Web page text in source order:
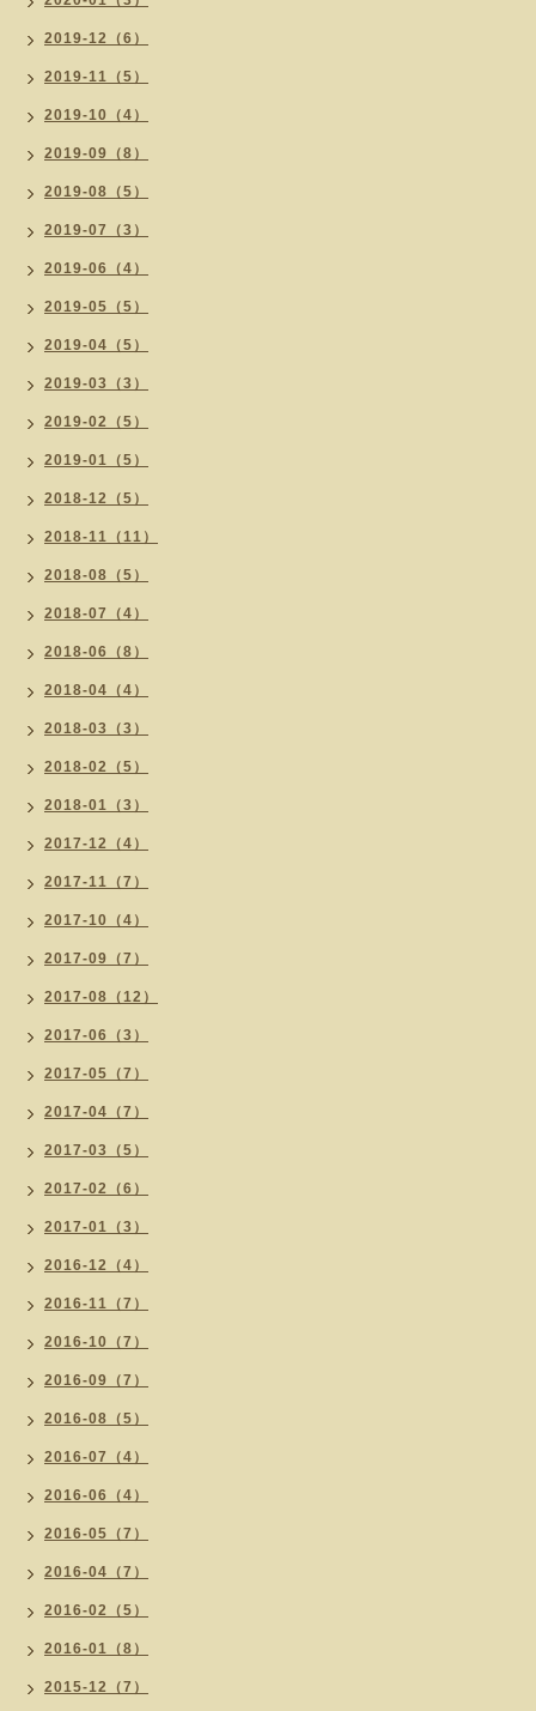
2019-12（6）
2019-11（5）
2019-10（4）
2019-09（8）
2019-08（5）
2019-07（3）
2019-06（4）
2019-05（5）
2019-04（5）
2019-03（3）
2019-02（5）
2019-01（5）
2018-12（5）
2018-11（11）
2018-08（5）
2018-07（4）
2018-06（8）
2018-04（4）
2018-03（3）
2018-02（5）
2018-01（3）
2017-12（4）
2017-11（7）
2017-10（4）
2017-09（7）
2017-08（12）
2017-06（3）
2017-05（7）
2017-04（7）
2017-03（5）
2017-02（6）
2017-01（3）
2016-12（4）
2016-11（7）
2016-10（7）
2016-09（7）
2016-08（5）
2016-07（4）
2016-06（4）
2016-05（7）
2016-04（7）
2016-02（5）
2016-01（8）
2015-12（7）